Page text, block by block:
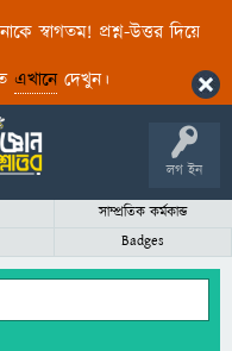
স্বাগতম! প্রশ্ন-উত্তর দিয়ে
এখানেদেখুন।
লগ ইন
সাম্প্রতিক কর্মকান্ড
Badges